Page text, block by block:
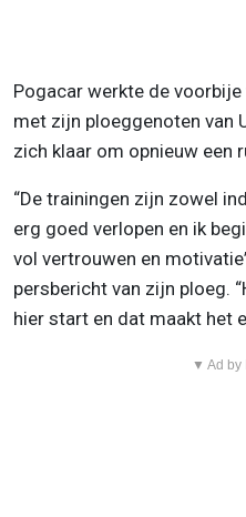
Pogacar werkte de
met zijn ploeggenoten van
zich klaar om opnieuw een
“De trainingen zijn zowel
erg goed verlopen en ik
vol vertrouwen en
persbericht van zijn ploeg.
hier start en dat maakt het
▼ Ad by